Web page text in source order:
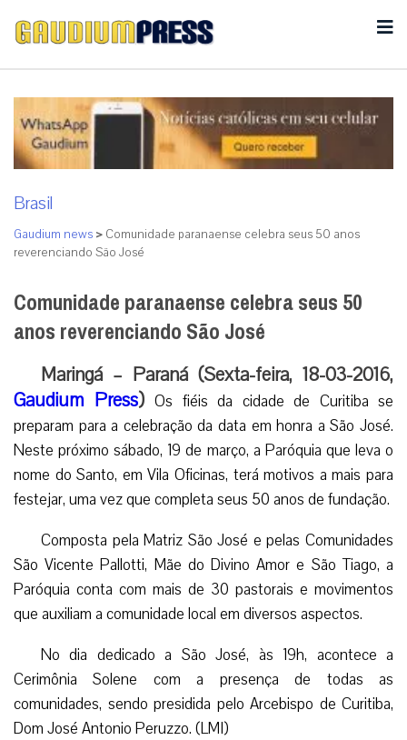
Brasil
Gaudium news > Comunidade paranaense celebra seus 50 anos
reverenciando São José
Comunidade paranaense celebra seus 50
anos reverenciando São José
Maringá – Paraná (Sexta-feira, 18-03-2016,
Gaudium Press) Os fiéis da cidade de Curitiba se
preparam para a celebração da data em honra a São José.
Neste próximo sábado, 19 de março, a Paróquia que leva o
nome do Santo, em Vila Oficinas, terá motivos a mais para
festejar, uma vez que completa seus 50 anos de fundação.
Composta pela Matriz São José e pelas Comunidades
São Vicente Pallotti, Mãe do Divino Amor e São Tiago, a
Paróquia conta com mais de 30 pastorais e movimentos
que auxiliam a comunidade local em diversos aspectos.
No dia dedicado a São José, às 19h, acontece a
Cerimônia Solene com a presença de todas as
comunidades, sendo presidida pelo Arcebispo de Curitiba,
Dom José Antonio Peruzzo. (LMI)